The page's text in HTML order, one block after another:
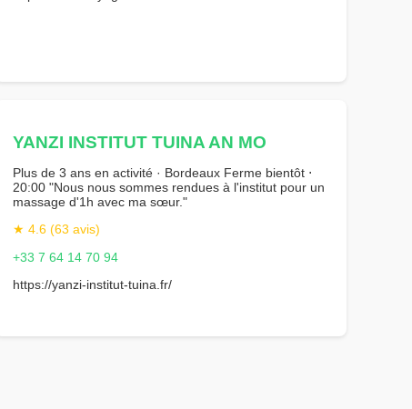
YANZI INSTITUT TUINA AN MO
Plus de 3 ans en activité · Bordeaux Ferme bientôt ⋅
20:00 "Nous nous sommes rendues à l'institut pour un
massage d'1h avec ma sœur."
★ 4.6 (63 avis)
+33 7 64 14 70 94
https://yanzi-institut-tuina.fr/